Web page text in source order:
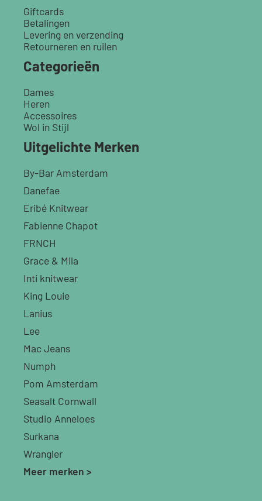
Giftcards
Betalingen
Levering en verzending
Retourneren en ruilen
Categorieën
Dames
Heren
Accessoires
Wol in Stijl
Uitgelichte Merken
By-Bar Amsterdam
Danefae
Eribé Knitwear
Fabienne Chapot
FRNCH
Grace & Mila
Inti knitwear
King Louie
Lanius
Lee
Mac Jeans
Numph
Pom Amsterdam
Seasalt Cornwall
Studio Anneloes
Surkana
Wrangler
Meer merken >